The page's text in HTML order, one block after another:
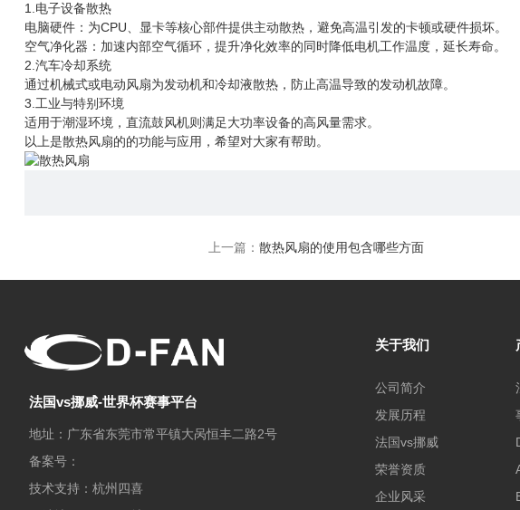
1.电子设备散热
电脑硬件：为CPU、显卡等核心部件提供主动散热，避免高温引发的卡顿或硬件损坏。
空气净化器：加速内部空气循环，提升净化效率的同时降低电机工作温度，延长寿命。
2.汽车冷却系统
通过机械式或电动风扇为发动机和冷却液散热，防止高温导致的发动机故障。
3.工业与特别环境
适用于潮湿环境，直流鼓风机则满足大功率设备的高风量需求。
以上是散热风扇的的功能与应用，希望对大家有帮助。
上一篇：散热风扇的使用包含哪些方面
法国vs挪威-世界杯赛事平台
地址：广东省东莞市常平镇大呙恒丰二路2号
备案号：
技术支持：杭州四喜
关于我们
公司简介
发展历程
法国vs挪威
荣誉资质
企业风采